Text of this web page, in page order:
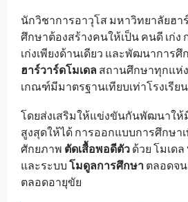
นักวิชาการอาวุโส มหาวิทยาลัยฮา
ศึกษาต้องสร้างคนให้เป็น คนดี เก่ง
เก่งเพียงด้านเดียว และพัฒนาการศึ
ฮาร์วาร์ดโมเดล สถานศึกษาทุกแห่
เกณฑ์มีมาตรฐานเทียบเท่าโรงเรีย
โดยส่งเสริมให้แข่งขันกันพัฒนาใ
สูงสุดให้ได้ การออกแบบการศึกษา
ศักยภาพ ตัดเสื้อพอดีตัว ด้วย โมเดล
และระบบ โมดูลการศึกษา ตลอดจ
ตลอดอายุขัย